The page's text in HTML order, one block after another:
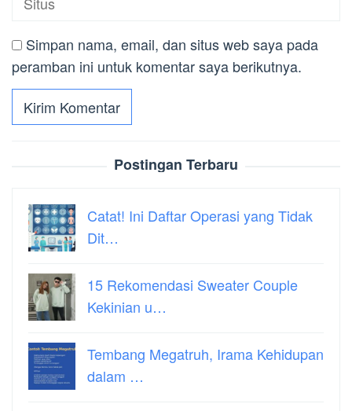
Simpan nama, email, dan situs web saya pada
peramban ini untuk komentar saya berikutnya.
Postingan Terbaru
Catat! Ini Daftar Operasi yang Tidak
Dit…
15 Rekomendasi Sweater Couple
Kekinian u…
Tembang Megatruh, Irama Kehidupan
dalam …